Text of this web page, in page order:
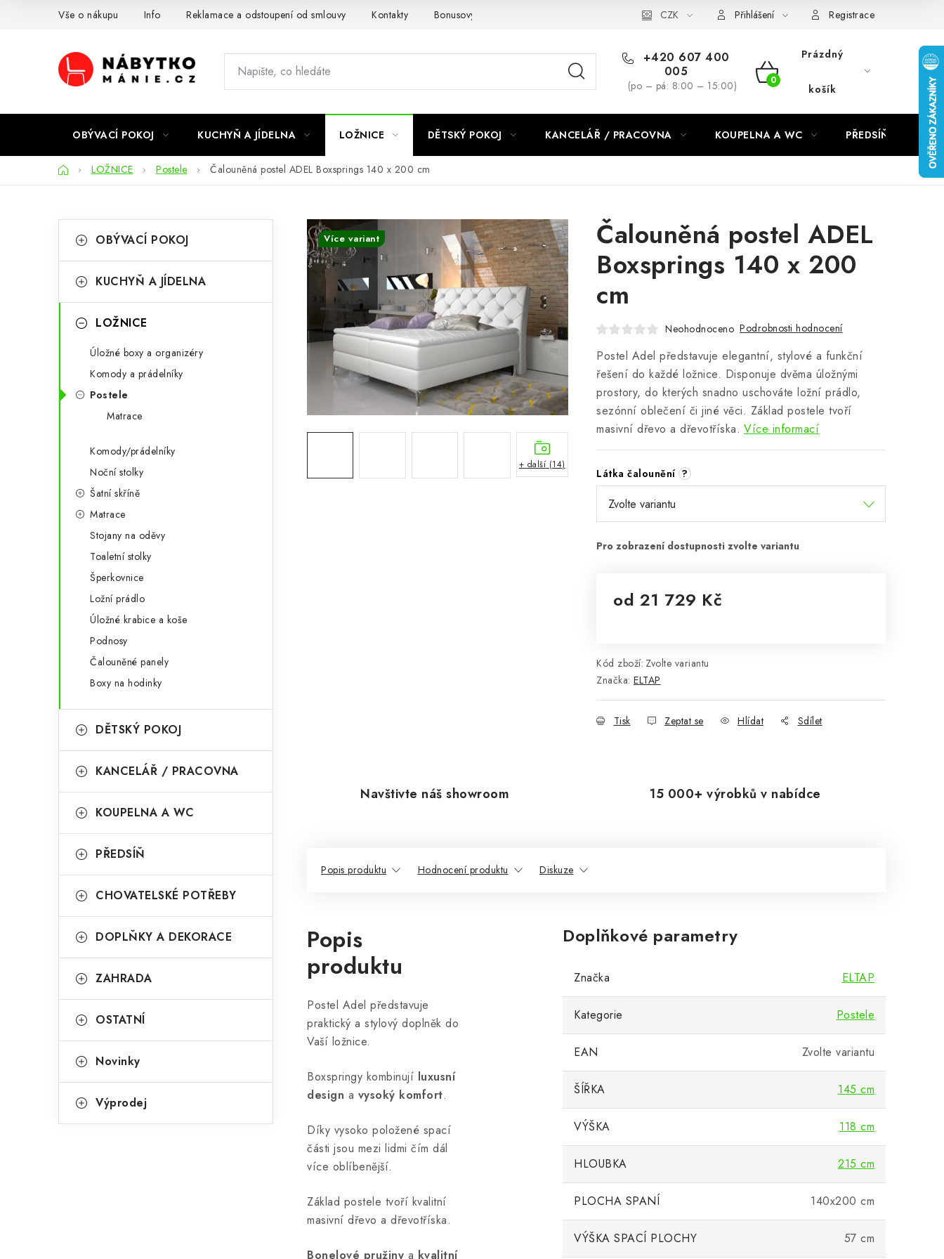
Vše o nákupu Info Reklamace a odstoupení od smlouvy Kontakty Bonusový program NBM+ CZK Přihlášení Registrace
+420 607 400
005
(po – pá: 8:00 – 15:00)
NÁKUPNÍ
Prázdný
košík
OBÝVACÍ POKOJ KUCHYŇ A JÍDELNA LOŽNICE DĚTSKÝ POKOJ KANCELÁŘ / PRACOVNA KOUPELNA A WC PŘEDSÍŇ
DomůLOŽNICE Postele Čalouněná postel ADEL Boxsprings 140 x 200 cm
o
t
n
kategorie
a
e
i
OBÝVACÍ POKOJ
KUCHYŇ A JÍDELNA
LOŽNICE
Úložné boxy a organizéry
Komody a prádelníky
Postele
Matrace
Komody/prádelníky
Noční stolky
Šatní skříně
Matrace
Stojany na oděvy
Toaletní stolky
Šperkovnice
Ložní prádlo
Úložné krabice a koše
Podnosy
Čalouněné panely
Boxy na hodinky
DĚTSKÝ POKOJ
KANCELÁŘ / PRACOVNA
KOUPELNA A WC
PŘEDSÍŇ
CHOVATELSKÉ POTŘEBY
DOPLŇKY A DEKORACE
ZAHRADA
OSTATNÍ
Novinky
Výprodej
Čalouněná postel ADEL
Boxsprings 140 x 200
cm
Neohodnoceno Podrobnosti hodnocení
Postel Adel představuje elegantní, stylové a funkční
řešení do každé ložnice. Disponuje dvěma úložnými
prostory, do kterých snadno uschováte ložní prádlo,
sezónní oblečení či jiné věci. Základ postele tvoří
masivní dřevo a dřevotříska. Více informací
Látka čalounění ?
od 21 729 Kč
Kód zboží: Zvolte variantu
Značka: ELTAP
Tisk Zeptat se Hlídat Sdílet
Více variant
+ další (14)
Navštivte náš showroom 15 000+ výrobků v nabídce
Popis produktu Hodnocení produktu Diskuze
Popis
produktu
Postel Adel představuje
praktický a stylový doplněk do
Vaší ložnice.
Boxspringy kombinují luxusní
design a vysoký komfort.
Díky vysoko položené spací
části jsou mezi lidmi čím dál
více oblíbenější.
Základ postele tvoří kvalitní
masivní dřevo a dřevotříska.
Bonelové pružiny a kvalitní
Doplňkové parametry
Značka ELTAP
Kategorie Postele
EAN Zvolte variantu
ŠÍŘKA 145 cm
VÝŠKA 118 cm
HLOUBKA 215 cm
PLOCHA SPANÍ 140x200 cm
VÝŠKA SPACÍ PLOCHY 57 cm